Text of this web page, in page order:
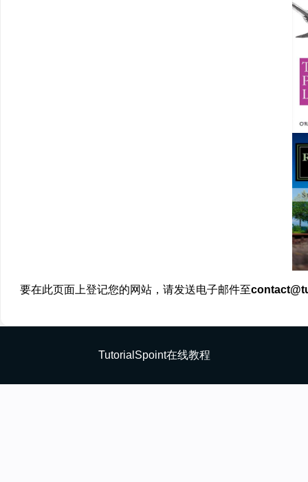
要在此页面上登记您的网站，请发送电子邮件至
TutorialSpoint在线教程